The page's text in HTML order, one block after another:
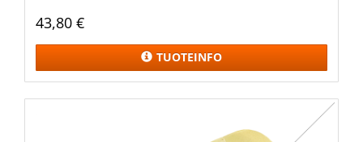
43,80 €
TUOTEINFO